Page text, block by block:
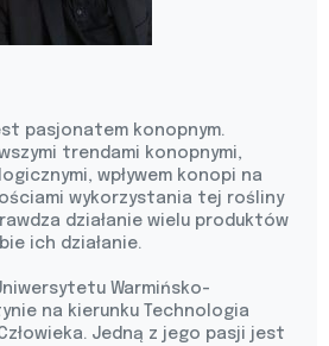
pasjonatem konopnym.
trendami konopnymi,
wpływem konopi na
wykorzystania tej rośliny
działanie wielu produktów
ich działanie.
Warmińsko-
na kierunku Technologia
Jedną z jego pasji jest